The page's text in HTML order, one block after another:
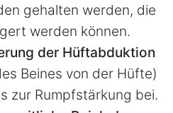
gehalten werden, die
werden können.
der Hüftabduktion
Beines von der Hüfte)
zur Rumpfstärkung bei.